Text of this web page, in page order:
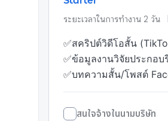
ระยะเวลาในการทำงาน 2 วัน
✅สคริปต์วิดีโอสั้น
✅ข้อมูลงานวิจัยประกอบ
✅บทความสั้น/โพสต์
สนใจจ้างในนามบริษัท